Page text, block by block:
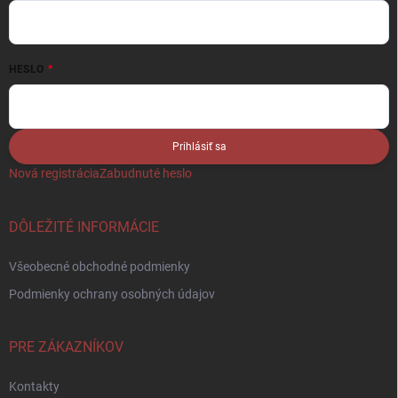
HESLO
Prihlásiť sa
Nová registráciaZabudnuté heslo
DÔLEŽITÉ INFORMÁCIE
Všeobecné obchodné podmienky
Podmienky ochrany osobných údajov
PRE ZÁKAZNÍKOV
Kontakty